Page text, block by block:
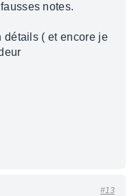
notes.
détails ( et encore je
#13